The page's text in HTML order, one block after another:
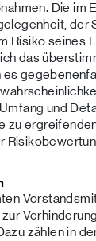
Die im
Risiko seines
das
es
und
zu
zählen in